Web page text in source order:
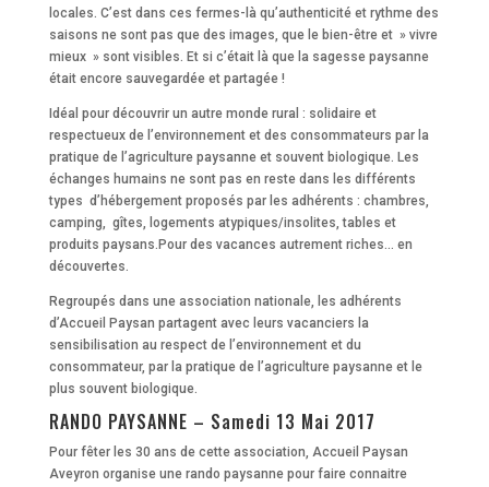
locales. C’est dans ces fermes-là qu’authenticité et rythme des
saisons ne sont pas que des images, que le bien-être et » vivre
mieux » sont visibles. Et si c’était là que la sagesse paysanne
était encore sauvegardée et partagée !
Idéal pour découvrir un autre monde rural : solidaire et
respectueux de l’environnement et des consommateurs par la
pratique de l’agriculture paysanne et souvent biologique. Les
échanges humains ne sont pas en reste dans les différents
types d’hébergement proposés par les adhérents : chambres,
camping, gîtes, logements atypiques/insolites, tables et
produits paysans.Pour des vacances autrement riches… en
découvertes.
Regroupés dans une association nationale, les adhérents
d’Accueil Paysan partagent avec leurs vacanciers la
sensibilisation au respect de l’environnement et du
consommateur, par la pratique de l’agriculture paysanne et le
plus souvent biologique.
RANDO PAYSANNE – Samedi 13 Mai 2017
Pour fêter les 30 ans de cette association, Accueil Paysan
Aveyron organise une rando paysanne pour faire connaitre